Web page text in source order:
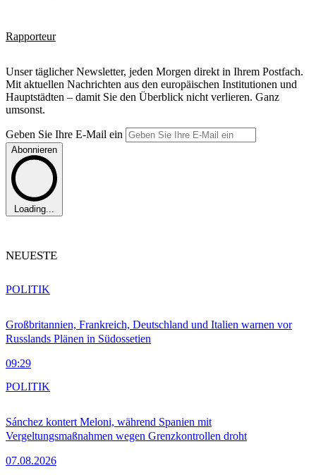
Rapporteur
Unser täglicher Newsletter, jeden Morgen direkt in Ihrem Postfach.
Mit aktuellen Nachrichten aus den europäischen Institutionen und
Hauptstädten – damit Sie den Überblick nicht verlieren. Ganz
umsonst.
Geben Sie Ihre E-Mail ein
Abonnieren
Loading...
NEUESTE
Großbritannien, Frankreich, Deutschland und Italien warnen vor
Russlands Plänen in Südossetien
09:29
POLITIK
Sánchez kontert Meloni, während Spanien mit
Vergeltungsmaßnahmen wegen Grenzkontrollen droht
07.08.2026
POLITIK